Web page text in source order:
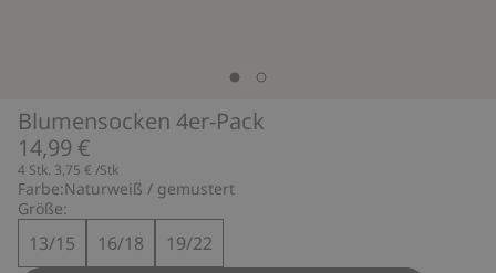
Blumensocken 4er-Pack
14,99 €
4 Stk. 3,75 € /Stk
Farbe:Naturweiß / gemustert
Größe:
13/15 16/18
19/22